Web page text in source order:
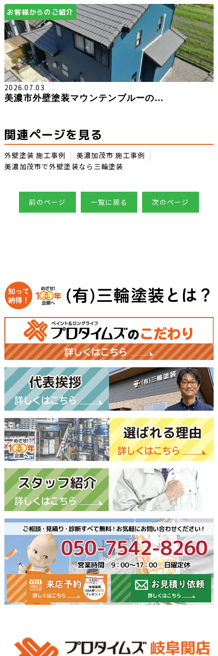
お客様からのご紹介
2026.07.03
美濃市外壁塗装マウンテンブルーの...
関連ページを見る
外壁塗装 施工事例
美濃加茂市 施工事例
美濃加茂市で外壁塗装なら三輪塗装
前のページ 一覧に戻る 次のページ